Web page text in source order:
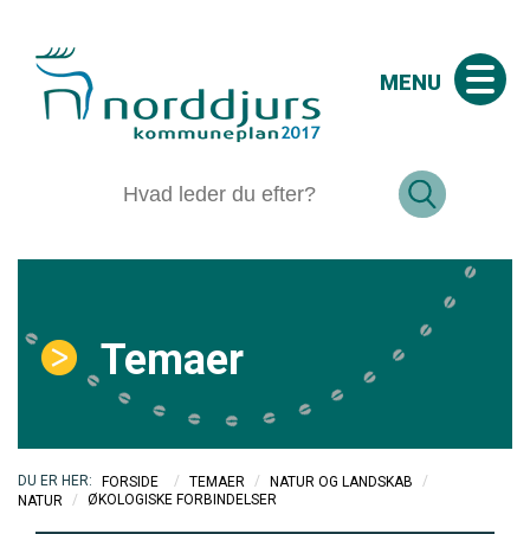
MENU
Temaer
FORSIDE / TEMAER / NATUR OG LANDSKAB
/
NATUR
/ ØKOLOGISKE FORBINDELSER